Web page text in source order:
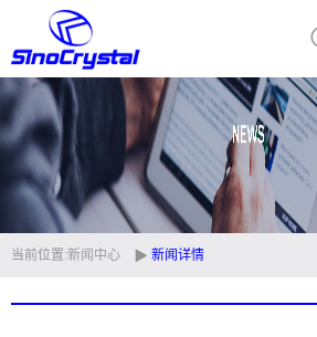
首页
公司简介
产品中心
技术支持
视频中心
当前位置:新闻中心 新闻详情